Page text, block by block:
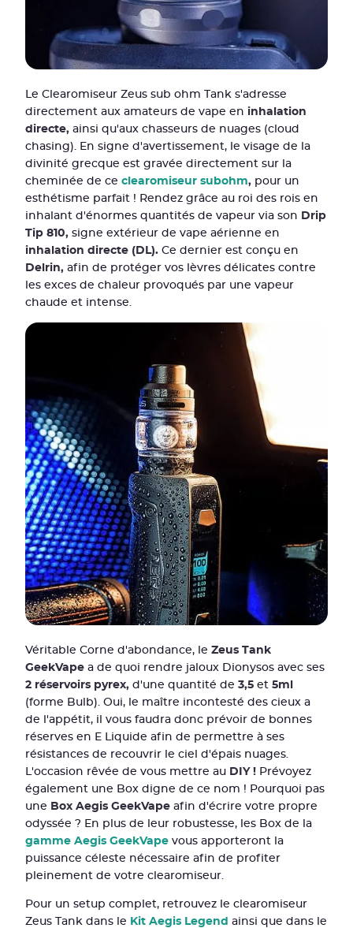
Le Clearomiseur Zeus sub ohm Tank s'adresse
directement aux amateurs de vape en inhalation
directe, ainsi qu'aux chasseurs de nuages (cloud
chasing). En signe d'avertissement, le visage de la
divinité grecque est gravée directement sur la
cheminée de ce clearomiseur subohm, pour un
esthétisme parfait ! Rendez grâce au roi des rois en
inhalant d'énormes quantités de vapeur via son Drip
Tip 810, signe extérieur de vape aérienne en
inhalation directe (DL). Ce dernier est conçu en
Delrin, afin de protéger vos lèvres délicates contre
les exces de chaleur provoqués par une vapeur
chaude et intense.
Véritable Corne d'abondance, le Zeus Tank
GeekVape a de quoi rendre jaloux Dionysos avec ses
2 réservoirs pyrex, d'une quantité de 3,5 et 5ml
(forme Bulb). Oui, le maître incontesté des cieux a
de l'appétit, il vous faudra donc prévoir de bonnes
réserves en E Liquide afin de permettre à ses
résistances de recouvrir le ciel d'épais nuages.
L'occasion rêvée de vous mettre au DIY ! Prévoyez
également une Box digne de ce nom ! Pourquoi pas
une Box Aegis GeekVape afin d'écrire votre propre
odyssée ? En plus de leur robustesse, les Box de la
gamme Aegis GeekVape vous apporteront la
puissance céleste nécessaire afin de profiter
pleinement de votre clearomiseur.
Pour un setup complet, retrouvez le clearomiseur
Zeus Tank dans le Kit Aegis Legend ainsi que dans le